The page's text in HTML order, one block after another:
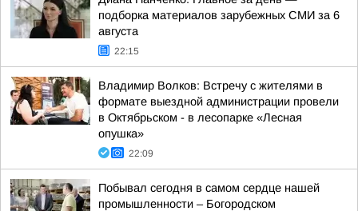
подборка материалов зарубежных СМИ за 6
августа
22:15
Владимир Волков: Встречу с жителями в
формате выездной администрации провели
в Октябрьском - в лесопарке «Лесная
опушка»
22:09
Побывал сегодня в самом сердце нашей
промышленности – Богородском